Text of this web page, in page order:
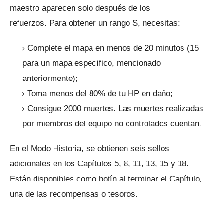
maestro aparecen solo después de los
refuerzos. Para obtener un rango S, necesitas:
Complete el mapa en menos de 20 minutos (15
para un mapa específico, mencionado
anteriormente);
Toma menos del 80% de tu HP en daño;
Consigue 2000 muertes. Las muertes realizadas
por miembros del equipo no controlados cuentan.
En el Modo Historia, se obtienen seis sellos
adicionales en los Capítulos 5, 8, 11, 13, 15 y 18.
Están disponibles como botín al terminar el Capítulo,
una de las recompensas o tesoros.